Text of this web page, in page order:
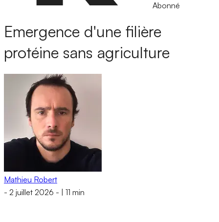
Abonné
Emergence d'une filière
protéine sans agriculture
Mathieu Robert
- 2 juillet 2026 - 11 min